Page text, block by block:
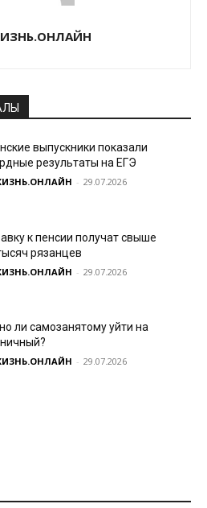
выпускники показали
результаты на ЕГЭ
- 29.07.2026
к пенсии получат свыше
рязанцев
- 29.07.2026
ли самозанятому уйти на
- 29.07.2026